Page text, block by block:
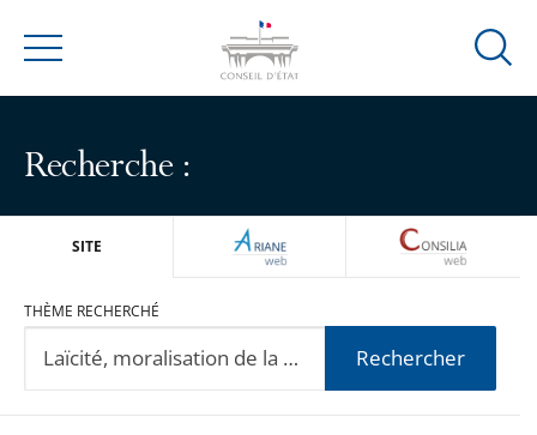
Menu
Ouvrir
Recherche :
SITE ARIANEWEB
THÈME RECHERCHÉ
Rechercher